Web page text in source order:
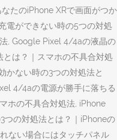
たのiPhone XRで画面がつか
電ができない時の5つの対処
, Google Pixel 4/4aの液晶の
は？｜スマホの不具合対処
かない時の3つの対処法と
4/4aの電源が勝手に落ちる
ホの不具合対処法, iPhone
つの対処法とは？｜iPhoneの
ない場合にはタッチパネル